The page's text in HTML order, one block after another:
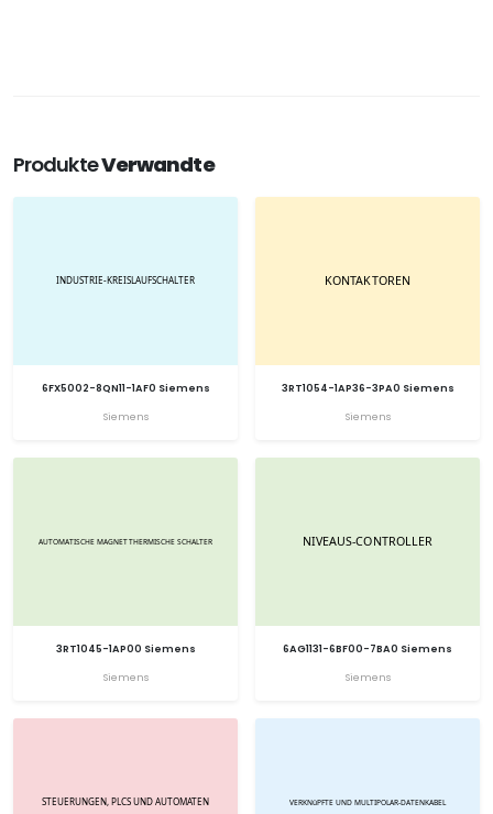
ProdukteVerwandte
6FX5002-8QN11-1AF0 Siemens
Siemens
3RT1054-1AP36-3PA0 Siemens
Siemens
3RT1045-1AP00 Siemens
Siemens
6AG1131-6BF00-7BA0 Siemens
Siemens